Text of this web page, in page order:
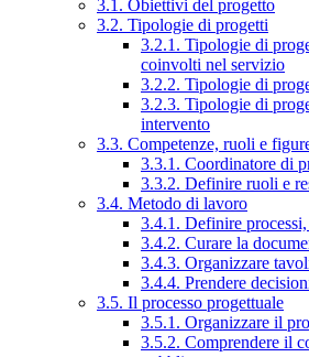
3.1. Obiettivi del progetto
3.2. Tipologie di progetti
3.2.1. Tipologie di
coinvolti nel servizio
3.2.2. Tipologie di
3.2.3. Tipologie di
intervento
3.3. Competenze, ruoli e
3.3.1. Coordinatore di
3.3.2. Definire ruoli e
3.4. Metodo di lavoro
3.4.1. Definire
3.4.2. Curare la
3.4.3. Organizzare
3.4.4. Prendere
3.5. Il processo progettuale
3.5.1. Organizzare il
3.5.2. Comprendere il